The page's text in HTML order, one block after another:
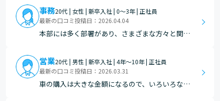
様々です。その中で、あなたから買いたい、とい
った言葉やいつも丁寧だから安心して車に乗れま
すというようなお言葉をもらったりすると嬉しい
です。それ以外にもお…
事務20代 | 女性 | 新卒入社 | 0～3年 | 正社員
最新の口コミ投稿日：2026.04.04
本部には多く部署があり、さまざまな方々と関わ
ことを学べる環境で自身への成長を感じていま
す。また、社員の方からのお問合せに対応する中
で、感謝の言葉をいただくこともあり、そのたび
にこの仕事をやってい…
営業20代 | 男性 | 新卒入社 | 4年～10年 | 正社員
最新の口コミ投稿日：2026.03.31
車の購入は大きな金額になるので、いろいろな乗